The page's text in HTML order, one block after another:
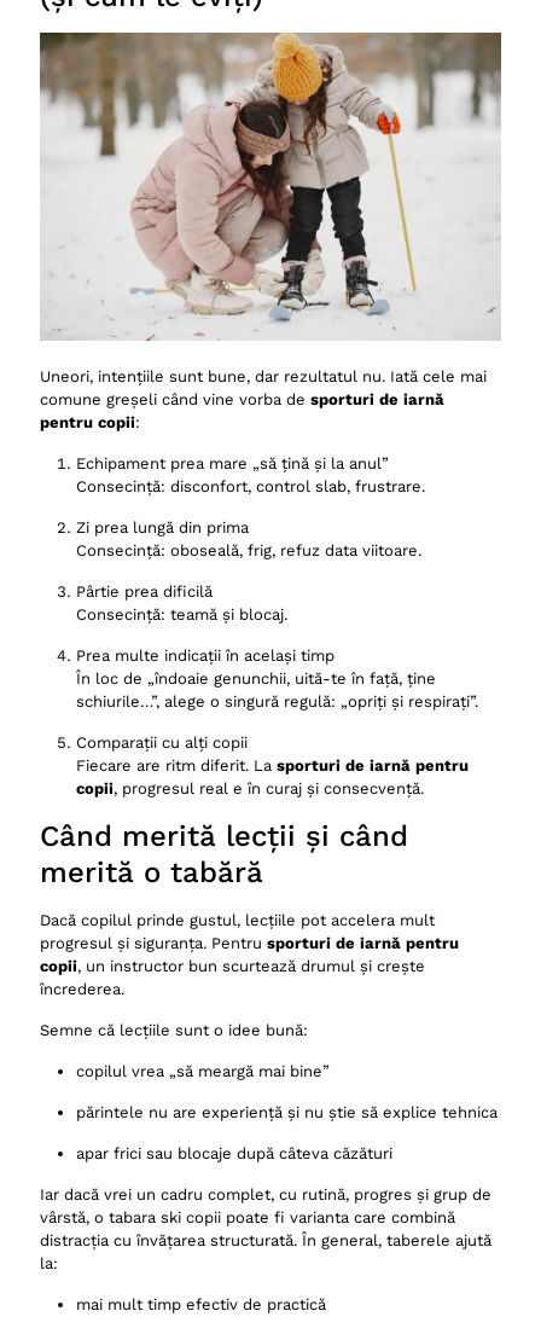
Uneori, intențiile sunt bune, dar rezultatul nu. Iată cele mai
comune greșeli când vine vorba de sporturi de iarnă
pentru copii:
Echipament prea mare „să țină și la anul”
Consecință: disconfort, control slab, frustrare.
Zi prea lungă din prima
Consecință: oboseală, frig, refuz data viitoare.
Pârtie prea dificilă
Consecință: teamă și blocaj.
Prea multe indicații în același timp
În loc de „îndoaie genunchii, uită-te în față, ține
schiurile…”, alege o singură regulă: „opriți și respirați”.
Comparații cu alți copii
Fiecare are ritm diferit. La sporturi de iarnă pentru
copii, progresul real e în curaj și consecvență.
Când merită lecții și când
merită o tabără
Dacă copilul prinde gustul, lecțiile pot accelera mult
progresul și siguranța. Pentru sporturi de iarnă pentru
copii, un instructor bun scurtează drumul și crește
încrederea.
Semne că lecțiile sunt o idee bună:
copilul vrea „să meargă mai bine”
părintele nu are experiență și nu știe să explice tehnica
apar frici sau blocaje după câteva căzături
Iar dacă vrei un cadru complet, cu rutină, progres și grup de
vârstă, o tabara ski copii poate fi varianta care combină
distracția cu învățarea structurată. În general, taberele ajută
la:
mai mult timp efectiv de practică